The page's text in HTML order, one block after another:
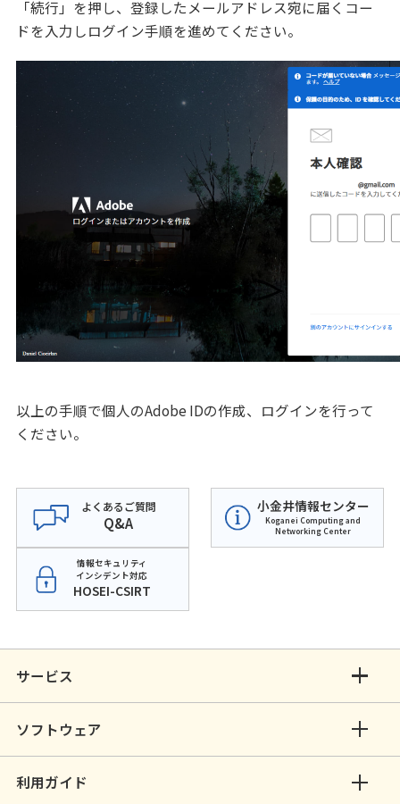
「続行」を押し、登録したメールアドレス宛に届くコー
ドを入力しログイン手順を進めてください。
以上の手順で個人のAdobe IDの作成、ログインを行って
ください。
よくあるご質問
Q&A
小金井情報センター
Koganei Computing and
Networking Center
情報セキュリティ
インシデント対応
HOSEI-CSIRT
サービス
ソフトウェア
利用ガイド